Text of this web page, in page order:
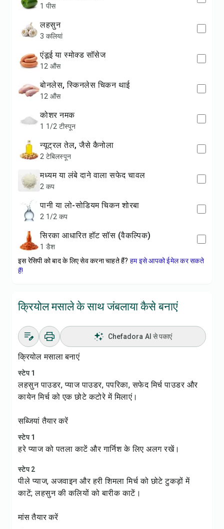
1 पीस
लहसुन
3 कलियां
एंडूई या स्मोक्ड सॉसेज
12 औंस
बोनलेस, स्किनलेस चिकन थाई
12 औंस
कोशर नमक
1 1/2 टीस्पून
न्यूट्रल तेल, जैसे कैनोला
2 टेबिलस्पून
मध्यम या लंबे दाने वाला सफेद चावल
2 कप
पानी या लो-सोडियम चिकन शोरबा
2 1/2 कप
सिरका आधारित हॉट सॉस (वैकल्पिक)
1 डैश
इस रेसिपी को बाद के लिए सेव करना चाहते हैं? हम इसे आपको ईमेल कर सकते
हैं!
क्रियोल मसाले के साथ जंबलाया कैसे बनाएं
Chefadora AI से पकाएं
क्रियोल मसाला बनाएं
स्टेप 1
लहसुन पाउडर, प्याज पाउडर, पपरिका, सफेद मिर्च पाउडर और
कायेन मिर्च को एक छोटे कटोरे में मिलाएं।
सब्जियां तैयार करें
स्टेप 1
हरे प्याज को पतला काटें और गार्निश के लिए अलग रखें।
स्टेप 2
पीले प्याज, अजवाइन और हरी शिमला मिर्च को छोटे टुकड़ों में
काटें; लहसुन की कलियों को बारीक काटें।
मांस तैयार करें